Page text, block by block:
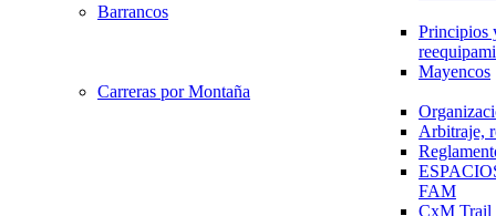
Barrancos
Principios
Mayencos
Carreras por Montaña
Arbitraje,
FAM
CxM